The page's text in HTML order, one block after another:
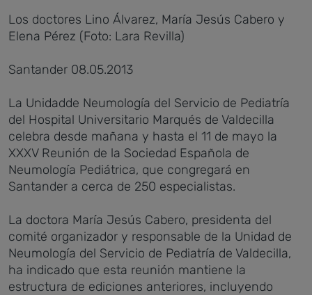
Los doctores Lino Álvarez, María Jesús Cabero y
Elena Pérez (Foto: Lara Revilla)
Santander 08.05.2013
La Unidadde Neumología del Servicio de Pediatría
del Hospital Universitario Marqués de Valdecilla
celebra desde mañana y hasta el 11 de mayo la
XXXV Reunión de la Sociedad Española de
Neumología Pediátrica, que congregará en
Santander a cerca de 250 especialistas.
La doctora María Jesús Cabero, presidenta del
comité organizador y responsable de la Unidad de
Neumología del Servicio de Pediatría de Valdecilla,
ha indicado que esta reunión mantiene la
estructura de ediciones anteriores, incluyendo